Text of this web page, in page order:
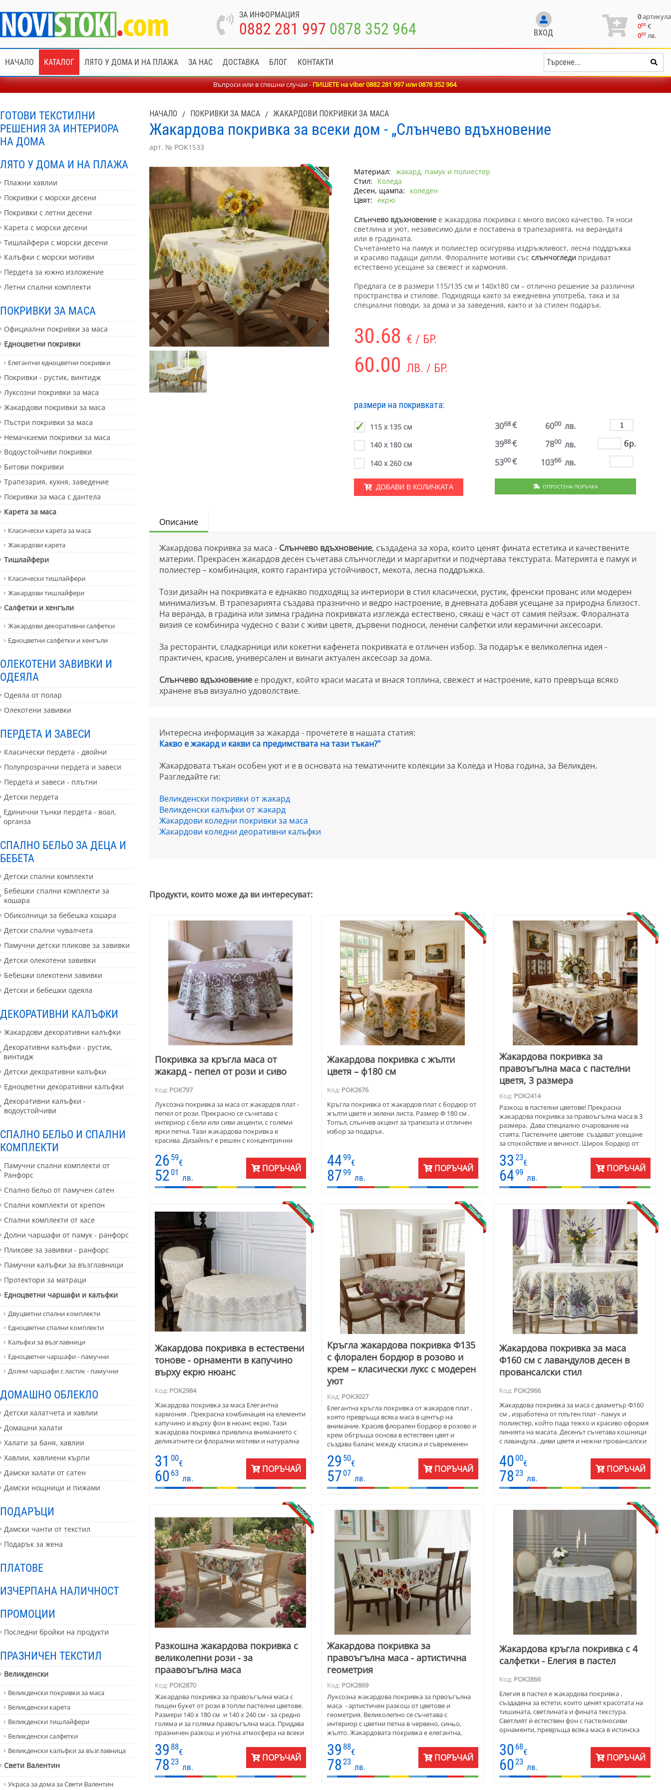
ЗА ИНФОРМАЦИЯ
0882 281 997 0878 352 964 ВХОД
0артикула
000 €
000 лв.
НАЧАЛО КАТАЛОГ ЛЯТО У ДОМА И НА ПЛАЖА ЗА НАС ДОСТАВКА БЛОГ КОНТАКТИ
Въпроси или в спешни случаи -ПИШЕТЕ на viber 0882 281 997 или0878 352 964.
ГОТОВИ ТЕКСТИЛНИ
РЕШЕНИЯ ЗА ИНТЕРИОРА
НА ДОМА
ЛЯТО У ДОМА И НА ПЛАЖА
Плажни хавлии
Покривки с морски десени
Покривки с летни десени
Карета с морски десени
Тишлайфери с морски десени
Калъфки с морски мотиви
Пердета за южно изложение
Летни спални комплекти
ПОКРИВКИ ЗА МАСА
Официални покривки за маса
Едноцветни покривки
Елегантни едноцветни покривки
Покривки - рустик, винтидж
Луксозни покривки за маса
Жакардови покривки за маса
Пъстри покривки за маса
Немачкаеми покривки за маса
Водоустойчиви покривки
Битови покривки
Трапезария, кухня, заведение
Покривки за маса с дантела
Карета за маса
Класически карета за маса
Жакардови карета
Тишлайфери
Класически тишлайфери
Жакардови тишлайфери
Салфетки и хенгъли
Жакардови декоративни салфетки
Едноцветни салфетки и хенгъли
ОЛЕКОТЕНИ ЗАВИВКИ И
ОДЕЯЛА
Одеяла от полар
Олекотени завивки
ПЕРДЕТА И ЗАВЕСИ
Класически пердета - двойни
Полупрозрачни пердета и завеси
Пердета и завеси - плътни
Детски пердета
Единични тънки пердета - воал,
органза
СПАЛНО БЕЛЬО ЗА ДЕЦА И
БЕБЕТА
Детски спални комплекти
Бебешки спални комплекти за
кошара
Обиколници за бебешка кошара
Детски спални чувалчета
Памучни детски пликове за завивки
Детски олекотени завивки
Бебешки олекотени завивки
Детски и бебешки одеяла
ДЕКОРАТИВНИ КАЛЪФКИ
Жакардови декоративни калъфки
Декоративни калъфки - рустик,
винтидж
Детски декоративни калъфки
Едноцветни декоративни калъфки
Декоративни калъфки -
водоустойчиви
СПАЛНО БЕЛЬО И СПАЛНИ
КОМПЛЕКТИ
Памучни спални комплекти от
Ранфорс
Спално бельо от памучен сатен
Спални комплекти от крепон
Спални комплекти от хасе
Долни чаршафи от памук - ранфорс
Пликове за завивки - ранфорс
Памучни калъфки за възглавници
Протектори за матраци
Едноцветни чаршафи и калъфки
Двуцветни спални комплекти
Едноцветни спални комплекти
Калъфки за възглавници
Едноцветни чаршафи - памучни
Долни чаршафи с ластик - памучни
ДОМАШНО ОБЛЕКЛО
Детски халатчета и хавлии
Домашни халати
Халати за баня, хавлии
Хавлии, хавлиени кърпи
Дамски халати от сатен
Дамски нощници и пижами
ПОДАРЪЦИ
Дамски чанти от текстил
Подарък за жена
ПЛАТОВЕ
ИЗЧЕРПАНА НАЛИЧНОСТ
ПРОМОЦИИ
Последни бройки на продукти
ПРАЗНИЧЕН ТЕКСТИЛ
Великденски
Великденски покривки за маса
Великденски карета
Великденски тишлайфери
Великденски салфетки
Великденски калъфки за възглавница
Свети Валентин
Украса за дома за Свети Валентин
НАЧАЛО / ПОКРИВКИ ЗА МАСА / ЖАКАРДОВИ ПОКРИВКИ ЗА МАСА
Жакардова покривка за всеки дом - „Слънчево вдъхновение
арт. № POK1533
Материал: жакард, памук и полиестер
Стил:
Коледа
Десен, щампа:
коледен
Цвят: екрю
Слънчево вдъхновениее жакардова покривка с много високо качество. Тя носи
светлина и уют, независимо дали е поставена в трапезарията, на верандата
или в градината.
Съчетанието на памук и полиестер осигурява издръжливост, лесна поддръжка
и красиво падащи дипли. Флоралните мотиви със слънчогледипридават
естествено усещане за свежест и хармония.
Предлага се в размери 115/135 см и 140х180 см – отлично решение за различни
пространства и стилове. Подходяща както за ежедневна употреба, така и за
специални поводи, за дома и за заведения, както и за стилен подарък.
30.68 € / БР.
60.00 ЛВ. / БР.
размери на покривката:
115 х 135 см 3068€ 6000 лв.
140 х 180 см 3988€ 7800 лв. бр.
140 х 260 см 5300€ 10366 лв.
ДОБАВИ В КОЛИЧКАТА ОПРОСТЕНА ПОРЪЧКА
Описание
Жакардова покривка за маса - Слънчево вдъхновение, създадена за хора, които ценят фината естетика и качествените
материи. Прекрасен жакардов десен съчетава слънчогледи и маргаритки и подчертава текстурата. Материята е памук и
полиестер – комбинация, която гарантира устойчивост, мекота, лесна поддръжка.
Този дизайн на покривката е еднакво подходящ за интериори в стил класически, рустик, френски прованс или модерен
минимализъм. В трапезарията създава празнично и ведро настроение, в дневната добавя усещане за природна близост.
На веранда, в градина или зимна градина покривката изглежда естествено, сякаш е част от самия пейзаж. Флоралната
визия се комбинира чудесно с вази с живи цветя, дървени подноси, ленени салфетки или керамични аксесоари.
За ресторанти, сладкарници или кокетни кафенета покривката е отличен избор. За подарък е великолепна идея -
практичен, красив, универсален и винаги актуален аксесоар за дома.
Слънчево вдъхновениее продукт, който краси масата и внася топлина, свежест и настроение, като превръща всяко
хранене във визуално удоволствие.
Интересна информация за жакарда - прочетете в нашата статия:
Какво е жакард и какви са предимствата на тази тъкан?"
Жакардовата тъкан особен уют и е в основата на тематичните колекции за Коледа и Нова година, за Великден.
Разгледайте ги:
Великденски покривки от жакард
Великденски калъфки от жакард
Жакардови коледни покривки за маса
Жакардови коледни деоративни калъфки
Продукти, които може да ви интересуват:
Покривка за кръгла маса от
жакард - пепел от рози и сиво
Код: POK797
Луксозна покривка за маса от жакардов плат -
пепел от рози. Прекрасно се съчетава с
интериор с бели или сиви акценти, с големи
ярки петна. Тази жакардова покривка е
красива. Дизайнът е решен с концентрични
26 59
€
52 01
лв.
ПОРЪЧАЙ
Жакардова покривка с жълти
цветя – ф180 см
Код: POK2676
Кръгла покривка от жакардов плат с бордюр от
жълти цветя и зелени листа. Размер Ф 180 см .
Топъл, слънчев акцент за трапезата и отличен
избор за подарък.
4499
€
8799
лв.
ПОРЪЧАЙ
Жакардова покривка за
правоъгълна маса с пастелни
цветя, 3 размера
Код: POK2414
Разкош в пастелни цветове! Прекрасна
жакардова покривка за правоъгълна маса в 3
размера. Дава специално очарование на
стаята. Пастелните цветове създават усещане
за спокойствие и вечност. Широк бордюр от
вашия дом още по-уютен. Покривката е
подходяща за различен тип интериор - от
масив до елегантно стъкло и метал. Стилът е
винтидж . Жакардовата покривка е подходяща
Може да се използва през цялата година.
33 23
€
6499
лв.
ПОРЪЧАЙ
Жакардова покривка в естествени
тонове - орнаменти в капучино
върху екрю нюанс
Код: POK2984
Жакардова покривка за маса Елегантна
хармония . Прекрасна комбинация на елементи
капучино и върху фон в нюанс екрю. Тази
жакардова покривка привлича вниманието с
деликатните си флорални мотиви и натурална
интериор. Материята – комбинация от
висококачествен памук и полиестер –
осигурява идеална форма и издръжливост.
31 00
€
60 63
лв.
ПОРЪЧАЙ
Кръгла жакардова покривка Ф135
с флорален бордюр в розово и
крем – класически лукс с модерен
уют
Код: POK3027
Елегантна кръгла покривка от жакардов плат ,
която превръща всяка маса в център на
внимание. Красив флорален бордюр в розово и
крем обгръща основа в естествен цвят и
създава баланс между класика и съвременен
стил. Жакардовата материя е плътна, устойчива
и лесна за поддръжка – създадена за красиви
моменти без усилие.
29 50
€
57 07
лв.
ПОРЪЧАЙ
Жакардова покривка за маса
Ф160 см с лавандулов десен в
провансалски стил
Код: POK2966
Жакардова покривка за маса с диаметър Ф160
см , изработена от плътен плат - памук и
полиестер, който пада тежко и красиво оформя
линията на масата. Десенът съчетава кошници
с лавандула , диви цветя и нежни провансалски
топло бежово. Подходяща е както за ежедневна
употреба, така и за специални поводи.
Поддържа се лесно, не губи форма и запазва
цветовете си във времето. Прекрасен избор за
40 00
€
78 23
лв.
ПОРЪЧАЙ
Разкошна жакардова покривка с
великолепни рози - за
праавоъгълна маса
Код: POK2870
Жакардова покривка за правоъгълна маса с
пищен букет от рози в топли пастелни цветове.
Размери 140 х 180 см и 140 х 240 см - за средно
голяма и за голяма правоъгълна маса. Придава
празничен разкош и уютна атмосфера на всеки
празик – отличен избор и за подарък.
39 88
€
78 23
лв.
ПОРЪЧАЙ
Жакардова покривка за
правоъгълна маса - артистична
геометрия
Код: POK2869
Луксозна жакардова покривка за првоъгълна
маса - артистичен разкош от цветове и
геометрия. Великолепно се съчетава с
интериор с цветни петна в червено, синьо,
жълто. Жакардовата покривка е елегантна,
подходяща за стаи с дървени мебели или плот
от стъкло. Дизайнът е решен с с широк
артистичен бордюр с геометрия и цвят.
Материята е плътен жакард - памук и
полиестер. Покривките са подходящи за
39 88
€
78 23
лв.
ПОРЪЧАЙ
Жакардова кръгла покривка с 4
салфетки - Елегия в пастел
Код: POK2866
Елегия в пастел е жакардова покривка ,
създадена за естети, които ценят красотата на
тишината, светлината и фината текстура.
Светлият ѝ естествен фон с пастелносиви
орнаменти, превръща всяка маса в истинска
плавно и изискано. Четири салфетки Ф20
създават завършеност и изтънчен стил. Тази
покривка е подходяща както за ежедневие, така
и за специални моменти - от утринно кафе през
30 68
€
6023
лв.
ПОРЪЧАЙ